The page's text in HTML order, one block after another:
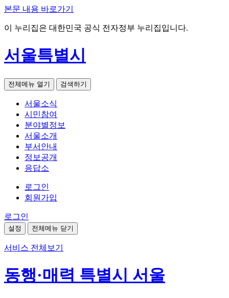
본문 내용 바로가기
이 누리집은 대한민국 공식 전자정부 누리집입니다.
서울특별시
전체메뉴 열기 검색하기
서울소식
시민참여
분야별정보
서울소개
부서안내
정보공개
응답소
로그인
회원가입
로그인
설정 전체메뉴 닫기
서비스 전체보기
동행·매력 특별시 서울